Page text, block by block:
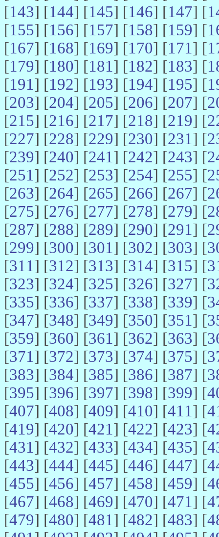
[143] [144] [145] [146] [147] [
[155] [156] [157] [158] [159] [
[167] [168] [169] [170] [171] [
[179] [180] [181] [182] [183] [
[191] [192] [193] [194] [195] [
[203] [204] [205] [206] [207] [
[215] [216] [217] [218] [219] [
[227] [228] [229] [230] [231] [
[239] [240] [241] [242] [243] [
[251] [252] [253] [254] [255] [
[263] [264] [265] [266] [267] [
[275] [276] [277] [278] [279] [
[287] [288] [289] [290] [291] [
[299] [300] [301] [302] [303] [
[311] [312] [313] [314] [315] [
[323] [324] [325] [326] [327] [
[335] [336] [337] [338] [339] [
[347] [348] [349] [350] [351] [
[359] [360] [361] [362] [363] [
[371] [372] [373] [374] [375] [
[383] [384] [385] [386] [387] [
[395] [396] [397] [398] [399] [
[407] [408] [409] [410] [411] [
[419] [420] [421] [422] [423] [
[431] [432] [433] [434] [435] [
[443] [444] [445] [446] [447] [
[455] [456] [457] [458] [459] [
[467] [468] [469] [470] [471] [
[479] [480] [481] [482] [483] [